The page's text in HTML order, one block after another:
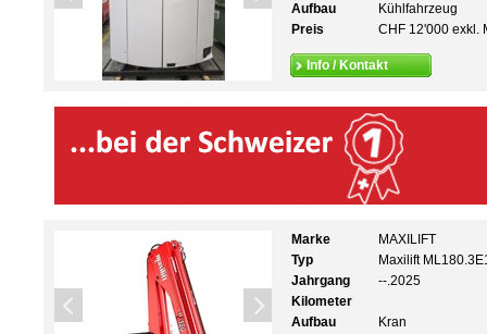
Aufbau
Kühlfahrzeug
Preis
CHF 12'000 exkl.
Info / Kontakt
Marke
MAXILIFT
Typ
Maxilift
Jahrgang
--.2025
Kilometer
Aufbau
Kran